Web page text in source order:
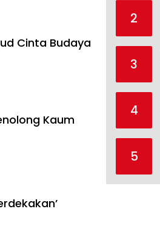
Cinta Budaya
Kaum
2
3
4
5